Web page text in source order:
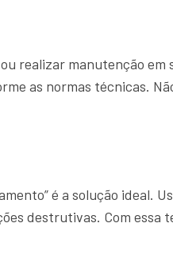
realizar manutenção em
as normas técnicas.
é a solução ideal.
destrutivas. Com essa